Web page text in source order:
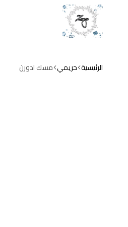
الرئيسية حريمي مسك ادورن